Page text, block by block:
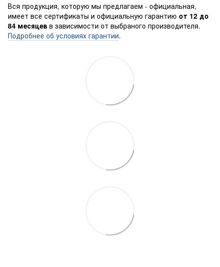
Вся продукция, которую мы предлагаем - официальная,
имеет все сертификаты и официальную гарантию от 12 до
84 месяцев в зависимости от выбраного производителя.
Подробнее об условиях гарантии.